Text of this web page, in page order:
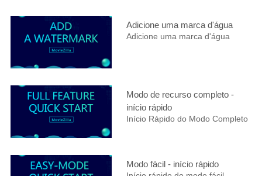
Adicione uma marca d'água
Adicione uma marca d'água
Modo de recurso completo -
início rápido
Início Rápido do Modo Completo
Modo fácil - início rápido